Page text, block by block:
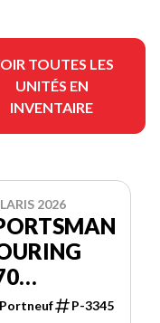
TOUTES LES
UNITÉS EN
INVENTAIRE
2026
Portneuf
P-3345